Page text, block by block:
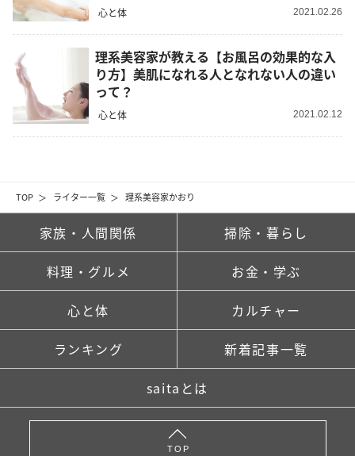
TOP ライター一覧 理系美容家かおり
心と体 2021.02.26
理系美容家が教える【お風呂の効果的な入
り方】美肌になれる人となれない人の違い
って？
心と体 2021.02.12
家族・人間関係 掃除・暮らし
料理・グルメ お金・学ぶ
心と体 カルチャー
ランキング 新着記事一覧
saitaとは
TOP